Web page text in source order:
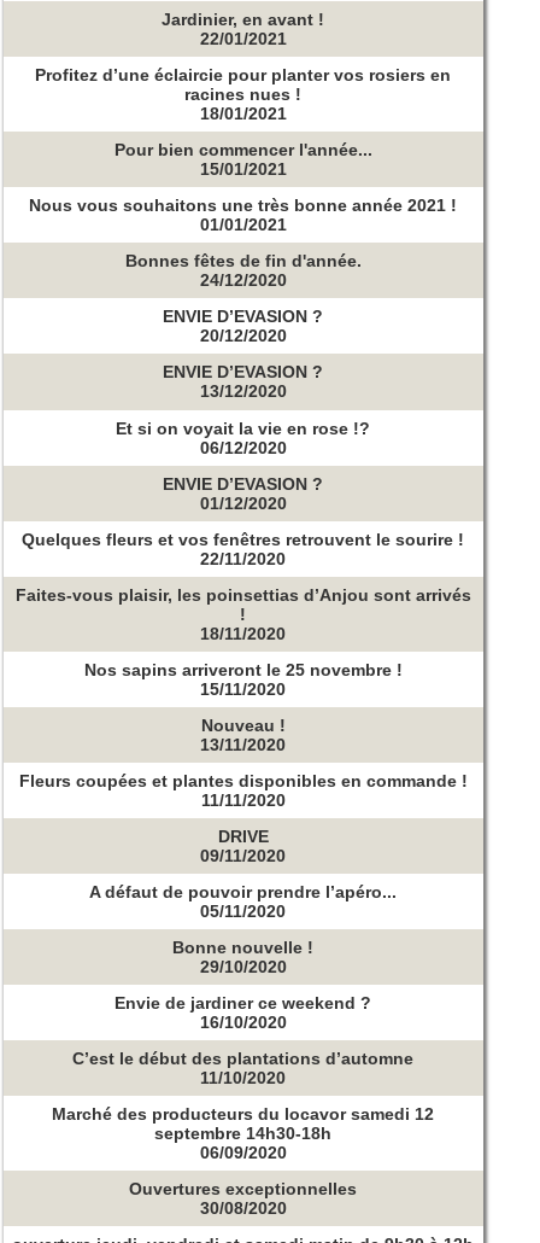
Jardinier, en avant !
22/01/2021
Profitez d’une éclaircie pour planter vos rosiers en
racines nues !
18/01/2021
Pour bien commencer l'année...
15/01/2021
Nous vous souhaitons une très bonne année 2021 !
01/01/2021
Bonnes fêtes de fin d'année.
24/12/2020
ENVIE D’EVASION ?
20/12/2020
ENVIE D’EVASION ?
13/12/2020
Et si on voyait la vie en rose !?
06/12/2020
ENVIE D’EVASION ?
01/12/2020
Quelques fleurs et vos fenêtres retrouvent le sourire !
22/11/2020
Faites-vous plaisir, les poinsettias d’Anjou sont arrivés
!
18/11/2020
Nos sapins arriveront le 25 novembre !
15/11/2020
Nouveau !
13/11/2020
Fleurs coupées et plantes disponibles en commande !
11/11/2020
DRIVE
09/11/2020
A défaut de pouvoir prendre l’apéro...
05/11/2020
Bonne nouvelle !
29/10/2020
Envie de jardiner ce weekend ?
16/10/2020
C’est le début des plantations d’automne
11/10/2020
Marché des producteurs du locavor samedi 12
septembre 14h30-18h
06/09/2020
Ouvertures exceptionnelles
30/08/2020